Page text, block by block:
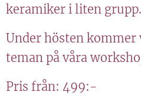
keramiker i liten grupp.
Under hösten
teman på våra
Pris från: 499:-